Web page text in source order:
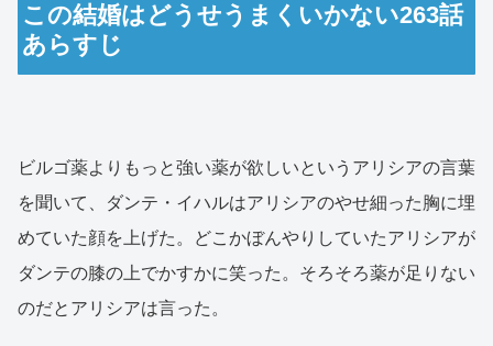
この結婚はどうせうまくいかない263話
あらすじ
ビルゴ薬よりもっと強い薬が欲しいというアリシアの言葉
を聞いて、ダンテ・イハルはアリシアのやせ細った胸に埋
めていた顔を上げた。どこかぼんやりしていたアリシアが
ダンテの膝の上でかすかに笑った。そろそろ薬が足りない
のだとアリシアは言った。